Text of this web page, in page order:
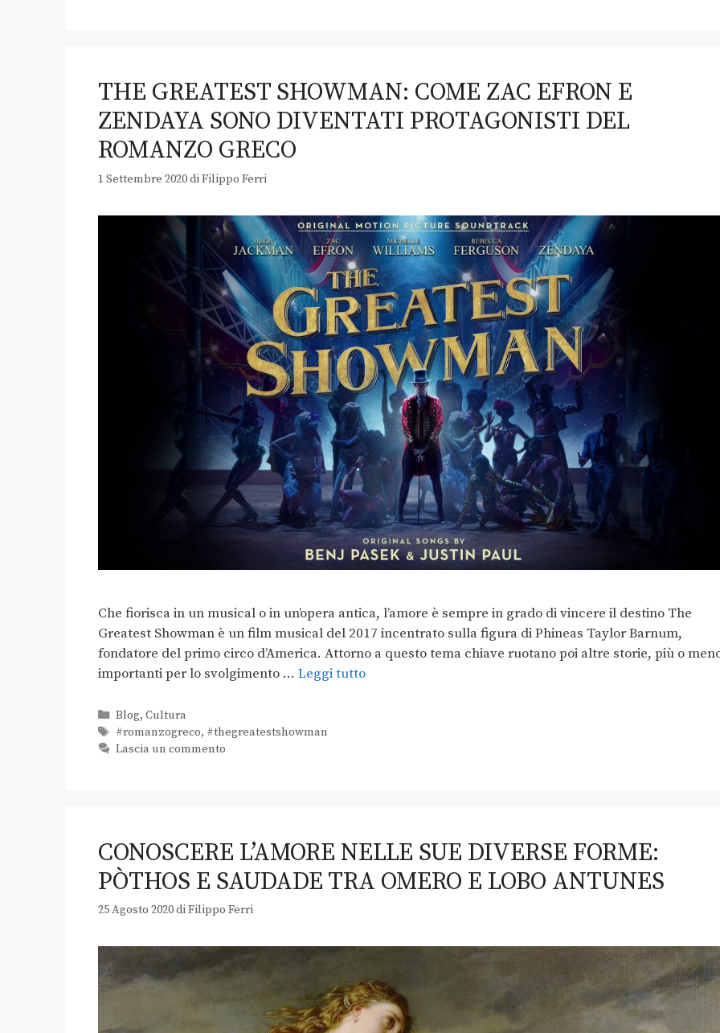
THE GREATEST SHOWMAN: COME ZAC EFRON E
ZENDAYA SONO DIVENTATI PROTAGONISTI DEL
ROMANZO GRECO
1 Settembre 2020diFilippo Ferri
Che fiorisca in un musical o in un’opera antica, l’amore è sempre in grado di vincere il destino The
Greatest Showman è un film musical del 2017 incentrato sulla figura di Phineas Taylor Barnum,
fondatore del primo circo d’America. Attorno a questo tema chiave ruotano poi altre storie, più o
importanti per lo svolgimento … Leggi tutto
Blog, Cultura
#romanzogreco, #thegreatestshowman
Lascia un commento
CONOSCERE L’AMORE NELLE SUE DIVERSE FORME:
PÒTHOS E SAUDADE TRA OMERO E LOBO ANTUNES
25 Agosto 2020diFilippo Ferri